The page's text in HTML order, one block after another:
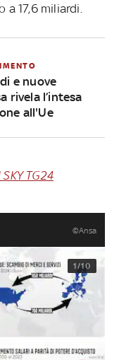
17,6 miliardi.
e nuove
rivela l’intesa
all'Ue
SKY TG24
©Ansa
1/10